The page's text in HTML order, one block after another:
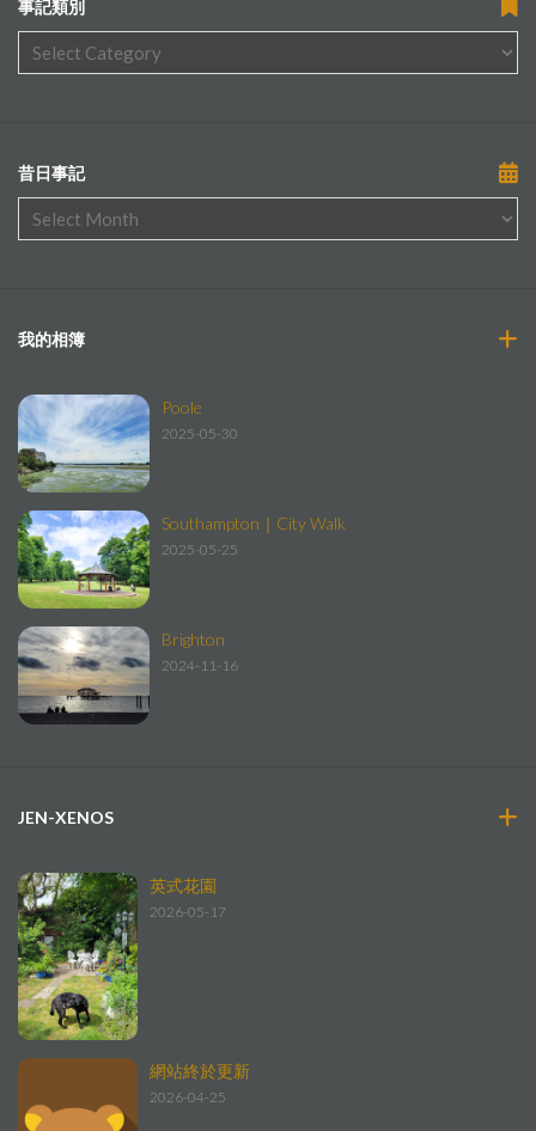
事記類別
昔日事記
我的相簿
Poole
2025-05-30
Southampton｜City Walk
2025-05-25
Brighton
2024-11-16
JEN-XENOS
英式花園
2026-05-17
網站終於更新
2026-04-25